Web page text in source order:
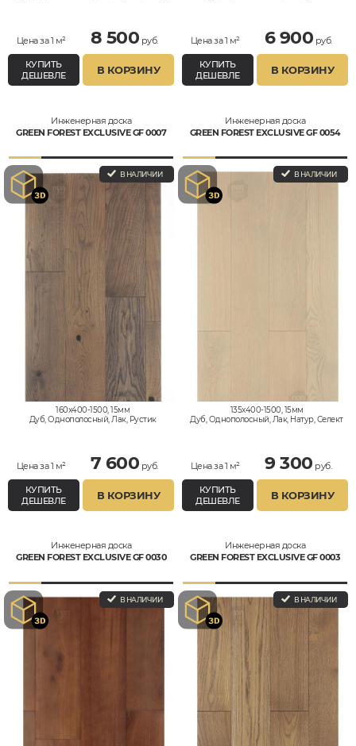
Цена за 1 м² 8 500 руб.
КУПИТЬ
ДЕШЕВЛЕ
В КОРЗИНУ
Цена за 1 м² 6 900 руб.
КУПИТЬ
ДЕШЕВЛЕ
В КОРЗИНУ
Инженерная доска
GREEN FOREST EXCLUSIVE GF 0007
В НАЛИЧИИ
160x400-1500, 15мм
Дуб, Однополосный, Лак, Рустик
Цена за 1 м² 7 600 руб.
КУПИТЬ
ДЕШЕВЛЕ
В КОРЗИНУ
Инженерная доска
GREEN FOREST EXCLUSIVE GF 0054
В НАЛИЧИИ
135x400-1500, 15мм
Дуб, Однополосный, Лак, Натур, Селект
Цена за 1 м² 9 300 руб.
КУПИТЬ
ДЕШЕВЛЕ
В КОРЗИНУ
Инженерная доска
GREEN FOREST EXCLUSIVE GF 0030
В НАЛИЧИИ
Инженерная доска
GREEN FOREST EXCLUSIVE GF 0003
В НАЛИЧИИ